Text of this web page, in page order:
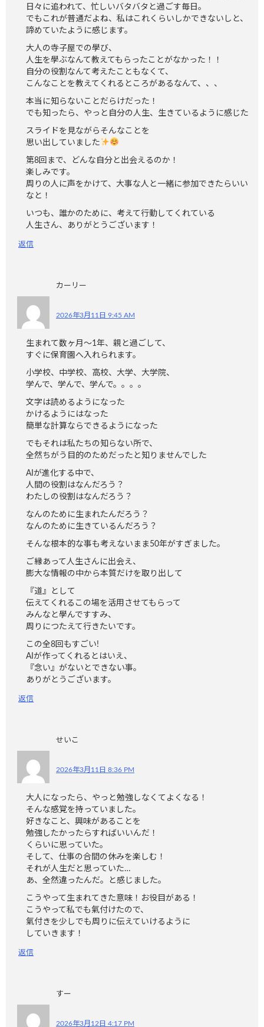
日々に追われて、忙しいバタバタと過ごす毎日。
でもこれが普通だよね、私はこれくらいしかできないしと、
諦めていたように感じます。
大人の寺子屋での學び、
人生を學ぶなんて教えてもらったことがなかった！！
自分の役割なんて考えたこともなくて、
こんなことを教えてくれるところがあるなんて、、、
本当に知らないことだらけだった！
でも知ったら、やっと自分の人生、生きているように感じた
スライドを見ながらそんなことを
思い出していました
第8回まで、どんな自分と出会えるのか！
楽しみです。
周りの人に声をかけて、大事な人と一緒に参加できたらいい
なと！
いつも、誰かのために、考えて行動してくれている
人生さん、ありがとうございます！
返信
カーリー
2026年3月11日 9:45 AM
生まれて数ヶ月〜1年、親と過ごして、
すぐに保育園へ入れられます。
小学校、中学校、高校、大学、大学院、
学んで、学んで、学んで。。。。
文字は読めるようになった
かけるようにはなった
簡単な計算ならできるようになった
でもそれは私たちの知らない所で、
全然ちがう目的のためだったと知りませんでした
AIが進化する中で、
人間の役割はなんだろう？
わたしの役割はなんだろう？
なんのために生まれたんだろう？
なんのために生きているんだろう？
そんな根本的な事も考えないまま50年がすぎました。
ご縁あって人生さんに出会え、
膨大な情報の中から本質だけを取り出して
『道』として
伝えてくれるこの場を活用させてもらって
みんなと學んですすみ、
周りにつたえて行きたいです。
この全8回もすごい!
AIが作ってくれるとはいえ、
『念い』がないとできない事。
ありがとうございます。
返信
せいこ
2026年3月11日 8:36 PM
大人になったら、やっと勉強しなくてよくなる！
そんな感覚を持っていました。
好きなこと、興味があることを
勉強したかったらすればいいんだ！
くらいに思っていた。
そして、仕事の合間の休みを楽しむ！
それが人生だと思っていた…
あ、全然違ったんだ。と感じました。
こうやって生まれてきた意味！お役目がある！
こうやって私でも氣付けたので、
氣付きを少しでも周りに伝えていけるように
していきます！
返信
すー
2026年3月12日 4:17 PM